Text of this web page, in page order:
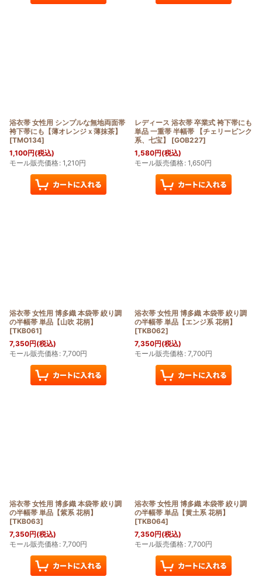
浴衣帯 女性用 シンプルな無地両面帯
袴下帯にも【薄オレンジｘ薄抹茶】
[TMO134]
1,100円(税込)
モール販売価格: 1,210円
レディース 浴衣帯 卒業式 袴下帯にも
単品 一重帯 半幅帯 【チェリーピンク
系、七宝】
[GOB227]
1,580円(税込)
モール販売価格: 1,650円
浴衣帯 女性用 博多織 本袋帯 絞り調
の半幅帯 単品【山吹 花柄】
[TKB061]
7,350円(税込)
モール販売価格: 7,700円
浴衣帯 女性用 博多織 本袋帯 絞り調
の半幅帯 単品【エンジ系 花柄】
[TKB062]
7,350円(税込)
モール販売価格: 7,700円
浴衣帯 女性用 博多織 本袋帯 絞り調
の半幅帯 単品【紫系 花柄】
[TKB063]
7,350円(税込)
モール販売価格: 7,700円
浴衣帯 女性用 博多織 本袋帯 絞り調
の半幅帯 単品【黄土系 花柄】
[TKB064]
7,350円(税込)
モール販売価格: 7,700円